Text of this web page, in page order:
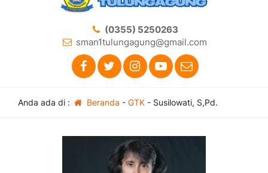
(0355) 5250263
sman1tulungagung@gmail.com
Anda ada di : Beranda - GTK- Susilowati, S,Pd.